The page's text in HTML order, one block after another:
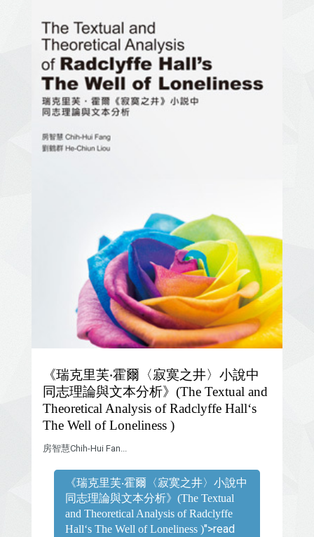
《瑞克里芙‧霍爾〈寂寞之井〉小說中
同志理論與文本分析》(The Textual and
Theoretical Analysis of Radclyffe Hall‘s
The Well of Loneliness )
房智慧Chih-Hui Fan...
《瑞克里芙‧霍爾〈寂寞之井〉小說中
同志理論與文本分析》(The Textual
and Theoretical Analysis of Radclyffe
Hall‘s The Well of Loneliness )">read